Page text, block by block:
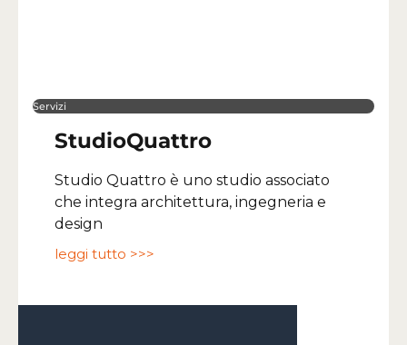
Servizi
StudioQuattro
Studio Quattro è uno studio associato
che integra architettura, ingegneria e
design
leggi tutto >>>